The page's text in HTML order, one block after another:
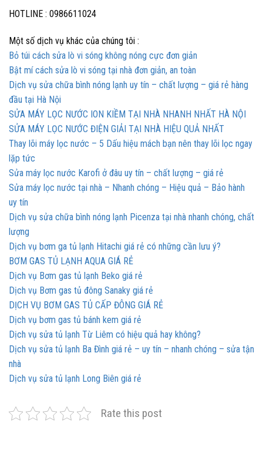
HOTLINE : 0986611024
Một số dịch vụ khác của chúng tôi :
Bỏ túi cách sửa lò vi sóng không nóng cực đơn giản
Bật mí cách sửa lò vi sóng tại nhà đơn giản, an toàn
Dịch vụ sửa chữa bình nóng lạnh uy tín – chất lượng – giá rẻ hàng
đầu tại Hà Nội
SỬA MÁY LỌC NƯỚC ION KIỀM TẠI NHÀ NHANH NHẤT HÀ NỘI
SỬA MÁY LỌC NƯỚC ĐIỆN GIẢI TẠI NHÀ HIỆU QUẢ NHẤT
Thay lõi máy lọc nước – 5 Dấu hiệu mách bạn nên thay lõi lọc ngay
lặp tức
Sửa máy lọc nước Karofi ở đâu uy tín – chất lượng – giá rẻ
Sửa máy lọc nước tại nhà – Nhanh chóng – Hiệu quả – Bảo hành
uy tín
Dịch vụ sửa chữa bình nóng lạnh Picenza tại nhà nhanh chóng, chất
lượng
Dịch vụ bơm ga tủ lạnh Hitachi giá rẻ có những cần lưu ý?
BƠM GAS TỦ LẠNH AQUA GIÁ RẺ
Dịch vụ Bơm gas tủ lạnh Beko giá rẻ
Dịch vụ Bơm gas tủ đông Sanaky giá rẻ
DỊCH VỤ BƠM GAS TỦ CẤP ĐÔNG GIÁ RẺ
Dịch vụ bơm gas tủ bánh kem giá rẻ
Dịch vụ sửa tủ lạnh Từ Liêm có hiệu quả hay không?
Dịch vụ sửa tủ lạnh Ba Đình giá rẻ – uy tín – nhanh chóng – sửa tận
nhà
Dịch vụ sửa tủ lạnh Long Biên giá rẻ
Rate this post